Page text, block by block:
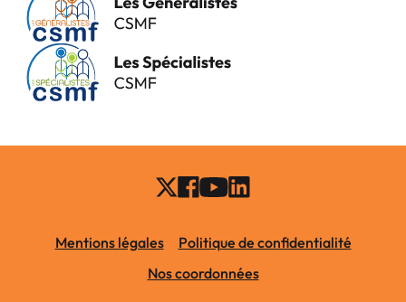
Mentions légales
Politique de confidentialité
Nos coordonnées